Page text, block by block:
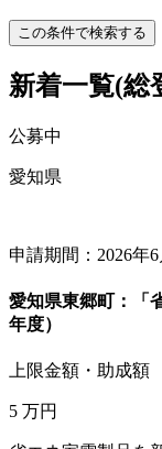
この条件で検索する
新着一覧(総
公募中
愛知県
申請期間：2026年
愛知県東郷町：「
年度）
上限金額・助成額
5 万円